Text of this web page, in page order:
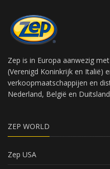
Zep is in Europa aanwezig
(Verenigd Koninkrijk en Italië)
verkoopmaatschappijen en
Nederland, België en
ZEP WORLD
Zep USA